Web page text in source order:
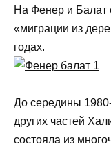
На Фенер и Балат
«миграции из
годах.
До середины
других частей
состояла из